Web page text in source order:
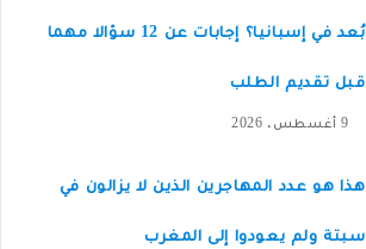
بُعد في إسبانيا؟ إجابات عن 12 سؤالا مهما
قبل تقديم الطلب
9 أغسطس، 2026
هذا هو عدد المهاجرين الذين لا يزالون في
سبتة ولم يعودوا إلى المغرب